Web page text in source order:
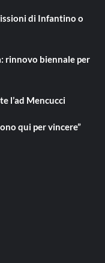
di Infantino o
rinnovo biennale per
l’ad Mencucci
qui per vincere”